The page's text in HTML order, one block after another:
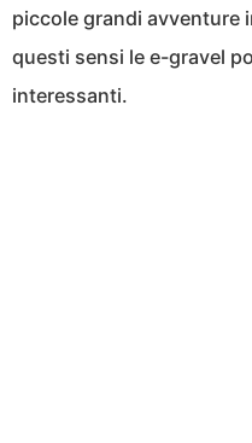
piccole grandi avventure
questi sensi le e-gravel
interessanti.